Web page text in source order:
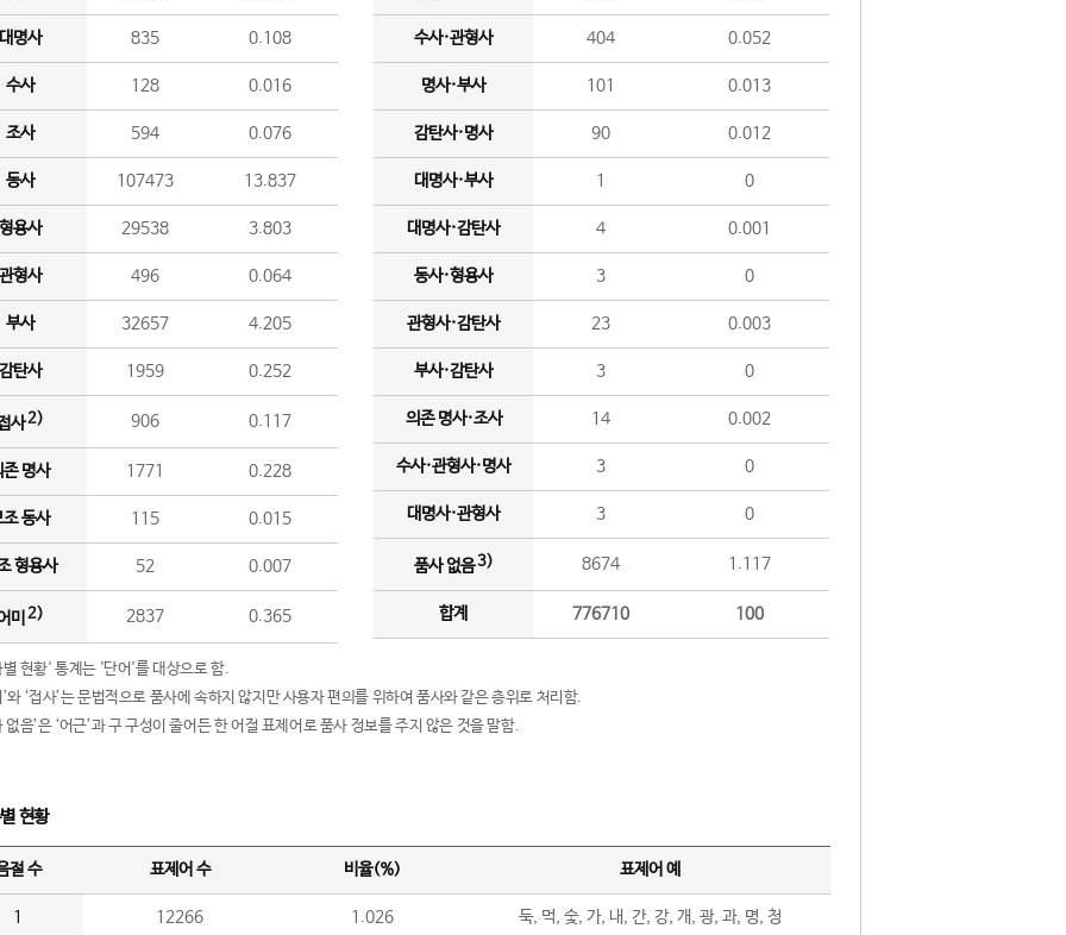
명사 835 0.108
수사 128 0.016
조사 594 0.076
동사 107473 13.837
용사 29538 3.803
형사 496 0.064
부사 32657 4.205
탄사 1959 0.252
사2) 906 0.117
존 명사 1771 0.228
조 동사 115 0.015
형용사 52 0.007
미 2) 2837 0.365
수사·관형사 404 0.052
명사·부사 101 0.013
감탄사·명사 90 0.012
대명사·부사 1 0
대명사·감탄사 4 0.001
동사·형용사 3 0
관형사·감탄사 23 0.003
부사·감탄사 3 0
의존 명사·조사 14 0.002
수사·관형사·명사 3 0
대명사·관형사 3 0
품사 없음3) 8674 1.117
합계 776710 100
현황' 통계는 '단어'를 대상으로 함.
와 ‘접사’는 문법적으로 품사에 속하지 않지만 사용자 편의를 위하여 품사와 같은 층위로 처리함.
없음’은 ‘어근’과 구 구성이 줄어든 한 어절 표제어로 품사 정보를 주지 않은 것을 말함.
현황
절 수 표제어 수 비율(%) 표제어 예
1 12266 1.026 둑, 먹, 숯, 가, 내, 간, 강, 개, 광, 과, 명, 청